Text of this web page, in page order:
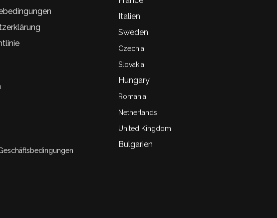
Italien
Sweden
Czechia
Slovakia
Hungary
Romania
Netherlands
United Kingdom
Bulgarien